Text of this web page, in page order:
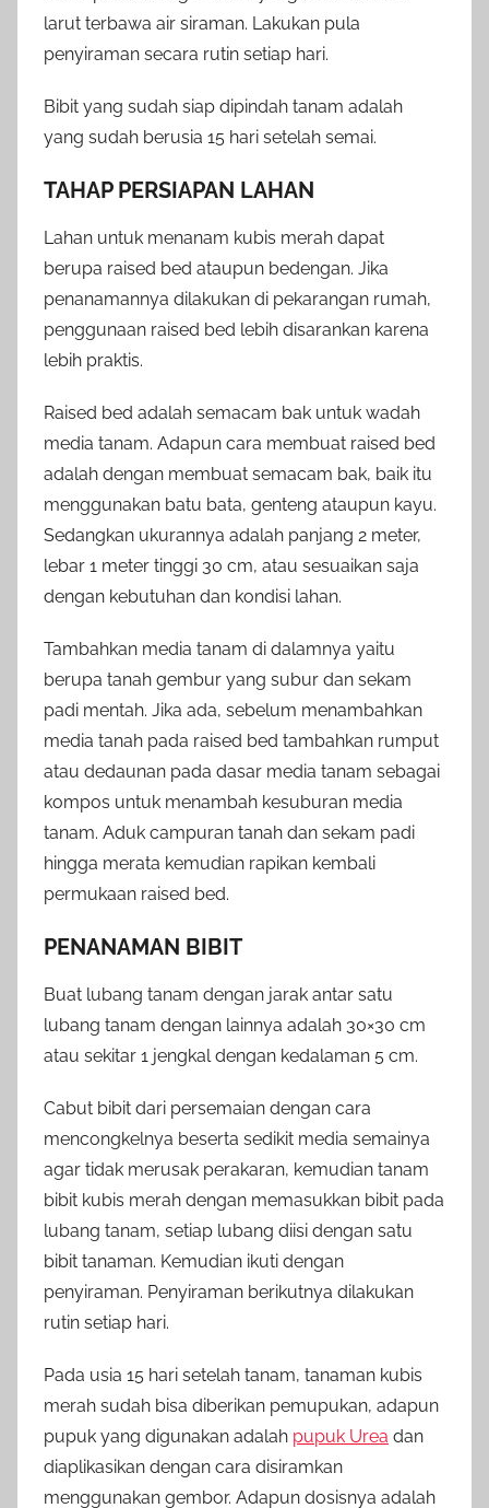
larut terbawa air siraman. Lakukan pula
penyiraman secara rutin setiap hari.
Bibit yang sudah siap dipindah tanam adalah
yang sudah berusia 15 hari setelah semai.
TAHAP PERSIAPAN LAHAN
Lahan untuk menanam kubis merah dapat
berupa raised bed ataupun bedengan. Jika
penanamannya dilakukan di pekarangan rumah,
penggunaan raised bed lebih disarankan karena
lebih praktis.
Raised bed adalah semacam bak untuk wadah
media tanam. Adapun cara membuat raised bed
adalah dengan membuat semacam bak, baik itu
menggunakan batu bata, genteng ataupun kayu.
Sedangkan ukurannya adalah panjang 2 meter,
lebar 1 meter tinggi 30 cm, atau sesuaikan saja
dengan kebutuhan dan kondisi lahan.
Tambahkan media tanam di dalamnya yaitu
berupa tanah gembur yang subur dan sekam
padi mentah. Jika ada, sebelum menambahkan
media tanah pada raised bed tambahkan rumput
atau dedaunan pada dasar media tanam sebagai
kompos untuk menambah kesuburan media
tanam. Aduk campuran tanah dan sekam padi
hingga merata kemudian rapikan kembali
permukaan raised bed.
PENANAMAN BIBIT
Buat lubang tanam dengan jarak antar satu
lubang tanam dengan lainnya adalah 30×30 cm
atau sekitar 1 jengkal dengan kedalaman 5 cm.
Cabut bibit dari persemaian dengan cara
mencongkelnya beserta sedikit media semainya
agar tidak merusak perakaran, kemudian tanam
bibit kubis merah dengan memasukkan bibit pada
lubang tanam, setiap lubang diisi dengan satu
bibit tanaman. Kemudian ikuti dengan
penyiraman. Penyiraman berikutnya dilakukan
rutin setiap hari.
Pada usia 15 hari setelah tanam, tanaman kubis
merah sudah bisa diberikan pemupukan, adapun
pupuk yang digunakan adalah pupuk Urea dan
diaplikasikan dengan cara disiramkan
menggunakan gembor. Adapun dosisnya adalah